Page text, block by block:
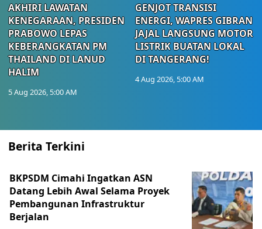
AKHIRI LAWATAN
KENEGARAAN, PRESIDEN
PRABOWO LEPAS
KEBERANGKATAN PM
THAILAND DI LANUD
HALIM
5 Aug 2026, 5:00 AM
GENJOT TRANSISI
ENERGI, WAPRES GIBRAN
JAJAL LANGSUNG MOTOR
LISTRIK BUATAN LOKAL
DI TANGERANG!
4 Aug 2026, 5:00 AM
Berita Terkini
BKPSDM Cimahi Ingatkan ASN
Datang Lebih Awal Selama Proyek
Pembangunan Infrastruktur
Berjalan